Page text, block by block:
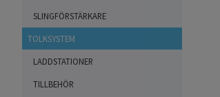
SLINGFÖRSTÄRKARE
TOLKSYSTEM
LADDSTATIONER
TILLBEHÖR